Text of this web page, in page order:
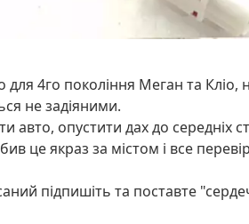
4го покоління Меган та Кліо,
не задіяними.
авто, опустити дах до
це якраз за містом і все
підпишіть та поставте